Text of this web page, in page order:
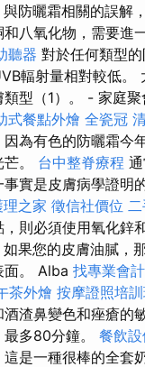
與防曬霜相關的誤解
八氧化物，需要進
聽器 對於任何類型
輻射量相對較低。
型（1）。 - 家庭聚
式餐點外燴 全瓷冠
為有色的防曬霜今
。 台中整脊療程
實是皮膚病學證明
理之家 徵信社價位
則必須使用氧化鋅
如果您的皮膚油膩，
面。 Alba 找專業會
茶外燴 按摩證照培
渣鼻變色和痤瘡的
多80分鐘。 餐飲
是一種很棒的全套